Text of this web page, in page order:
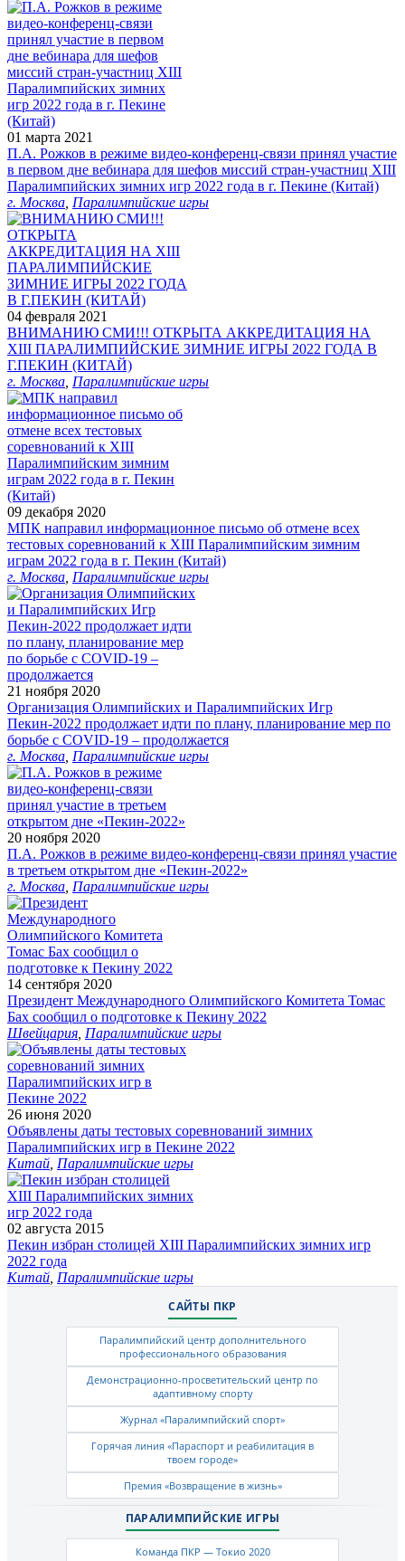
01 марта 2021
П.А. Рожков в режиме видео-конференц-связи принял участие
в первом дне вебинара для шефов миссий стран-участниц XIII
Паралимпийских зимних игр 2022 года в г. Пекине (Китай)
г. Москва Паралимпийские игры
04 февраля 2021
ВНИМАНИЮ СМИ!!! ОТКРЫТА АККРЕДИТАЦИЯ НА
ХIII ПАРАЛИМПИЙСКИЕ ЗИМНИЕ ИГРЫ 2022 ГОДА В
Г.ПЕКИН (КИТАЙ)
г. Москва Паралимпийские игры
09 декабря 2020
МПК направил информационное письмо об отмене всех
тестовых соревнований к XIII Паралимпийским зимним
играм 2022 года в г. Пекин (Китай)
г. Москва Паралимпийские игры
21 ноября 2020
Организация Олимпийских и Паралимпийских Игр
Пекин-2022 продолжает идти по плану, планирование мер по
борьбе с COVID-19 – продолжается
г. Москва Паралимпийские игры
20 ноября 2020
П.А. Рожков в режиме видео-конференц-связи принял участие
в третьем открытом дне «Пекин-2022»
г. Москва Паралимпийские игры
14 сентября 2020
Президент Международного Олимпийского Комитета Томас
Бах сообщил о подготовке к Пекину 2022
Швейцария Паралимпийские игры
26 июня 2020
Объявлены даты тестовых соревнований зимних
Паралимпийских игр в Пекине 2022
Китай Паралимпийские игры
02 августа 2015
Пекин избран столицей XIII Паралимпийских зимних игр
2022 года
Китай Паралимпийские игры
САЙТЫ ПКР
Паралимпийский центр дополнительного
профессионального образования
Демонстрационно-просветительский центр по
адаптивному спорту
Журнал «Паралимпийский спорт»
Горячая линия «Параспорт и реабилитация в
твоем городе»
Премия «Возвращение в жизнь»
ПАРАЛИМПИЙСКИЕ ИГРЫ
Команда ПКР — Токио 2020